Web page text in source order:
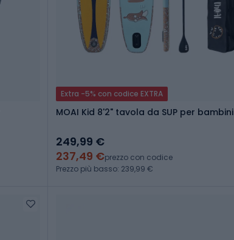
Extra -5% con codice EXTRA
MOAI Kid 8'2" tavola da SUP per bambini
249,99 €
237,49 €prezzo con codice
Prezzo più basso: 239,99 €